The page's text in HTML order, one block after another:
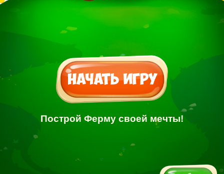
Построй Ферму своей мечты!